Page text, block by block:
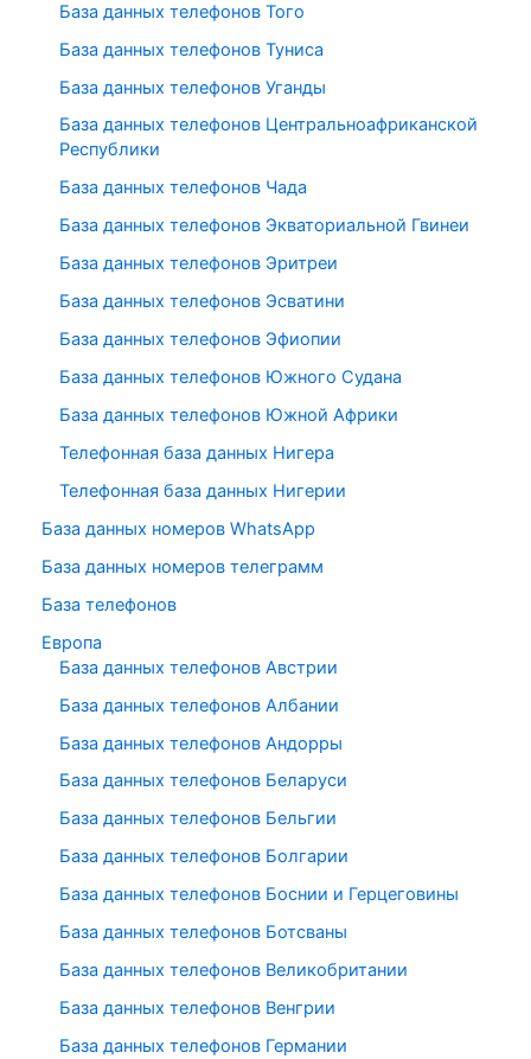
База данных телефонов Того
База данных телефонов Туниса
База данных телефонов Уганды
База данных телефонов Центральноафриканской
Республики
База данных телефонов Чада
База данных телефонов Экваториальной Гвинеи
База данных телефонов Эритреи
База данных телефонов Эсватини
База данных телефонов Эфиопии
База данных телефонов Южного Судана
База данных телефонов Южной Африки
Телефонная база данных Нигера
Телефонная база данных Нигерии
База данных номеров WhatsApp
База данных номеров телеграмм
База телефонов
Европа
База данных телефонов Австрии
База данных телефонов Албании
База данных телефонов Андорры
База данных телефонов Беларуси
База данных телефонов Бельгии
База данных телефонов Болгарии
База данных телефонов Боснии и Герцеговины
База данных телефонов Ботсваны
База данных телефонов Великобритании
База данных телефонов Венгрии
База данных телефонов Германии